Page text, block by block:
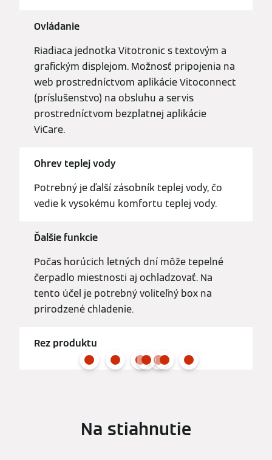
Ovládanie
Riadiaca jednotka Vitotronic s textovým a
grafickým displejom. Možnosť pripojenia na
web prostredníctvom aplikácie Vitoconnect
(príslušenstvo) na obsluhu a servis
prostredníctvom bezplatnej aplikácie
ViCare.
Ohrev teplej vody
Potrebný je ďalší zásobník teplej vody, čo
vedie k vysokému komfortu teplej vody.
Ďalšie funkcie
Počas horúcich letných dní môže tepelné
čerpadlo miestnosti aj ochladzovať. Na
tento účel je potrebný voliteľný box na
prirodzené chladenie.
Rez produktu
Na stiahnutie